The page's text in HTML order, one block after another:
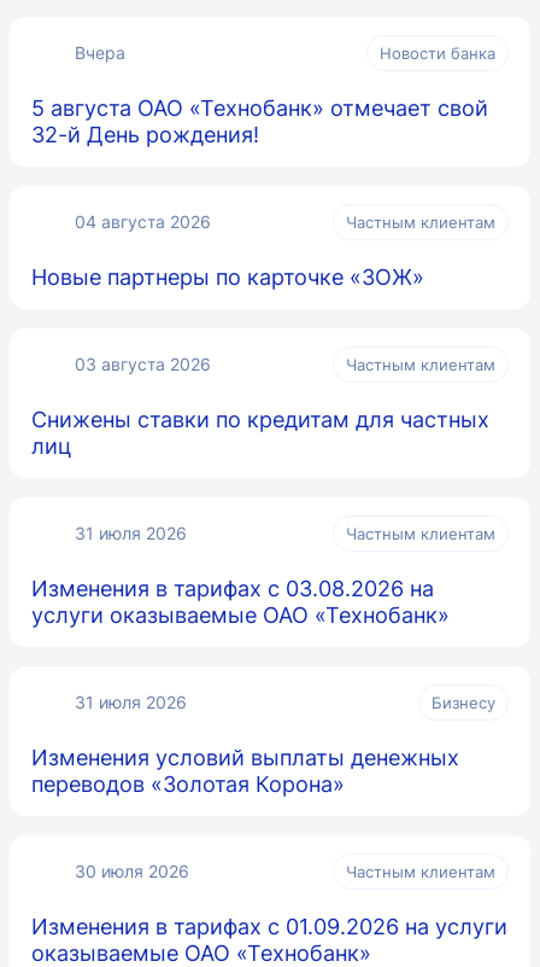
Вчера Новости банка
5 августа ОАО «Технобанк» отмечает свой
32-й День рождения!
04 августа 2026 Частным клиентам
Новые партнеры по карточке «ЗОЖ»
03 августа 2026 Частным клиентам
Снижены ставки по кредитам для частных
лиц
31 июля 2026 Частным клиентам
Изменения в тарифах с 03.08.2026 на
услуги оказываемые ОАО «Технобанк»
31 июля 2026 Бизнесу
Изменения условий выплаты денежных
переводов «Золотая Корона»
30 июля 2026 Частным клиентам
Изменения в тарифах с 01.09.2026 на услуги
оказываемые ОАО «Технобанк»